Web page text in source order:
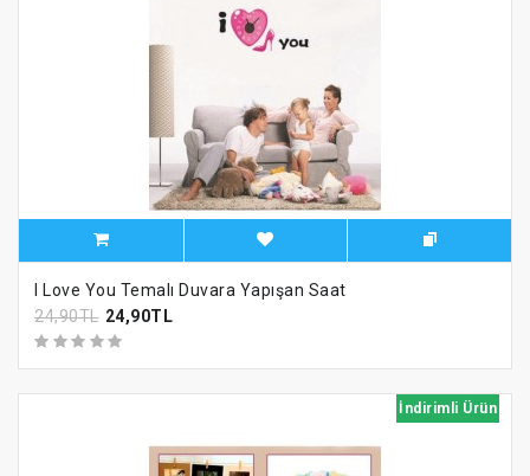
I Love You Temalı Duvara Yapışan Saat
24,90TL 24,90TL
İndirimli Ürün